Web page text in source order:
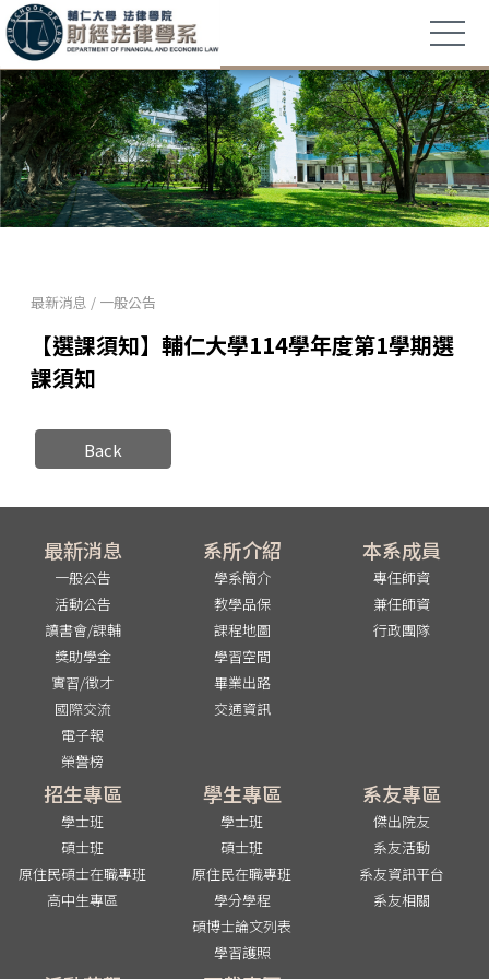
最新消息 / 一般公告
【選課須知】輔仁大學114學年度第1學期選
課須知
Back
最新消息
一般公告
活動公告
讀書會/課輔
獎助學金
實習/徵才
國際交流
電子報
榮譽榜
系所介紹
學系簡介
教學品保
課程地圖
學習空間
畢業出路
交通資訊
本系成員
專任師資
兼任師資
行政團隊
招生專區
學士班
碩士班
原住民碩士在職專班
高中生專區
學生專區
學士班
碩士班
原住民在職專班
學分學程
碩博士論文列表
學習護照
系友專區
傑出院友
系友活動
系友資訊平台
系友相關